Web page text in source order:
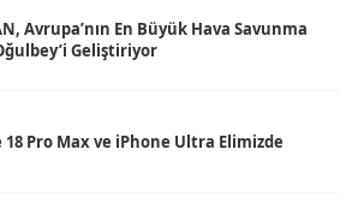
Avrupa’nın En Büyük Hava Savunma
Geliştiriyor
18 Pro Max ve iPhone Ultra Elimizde